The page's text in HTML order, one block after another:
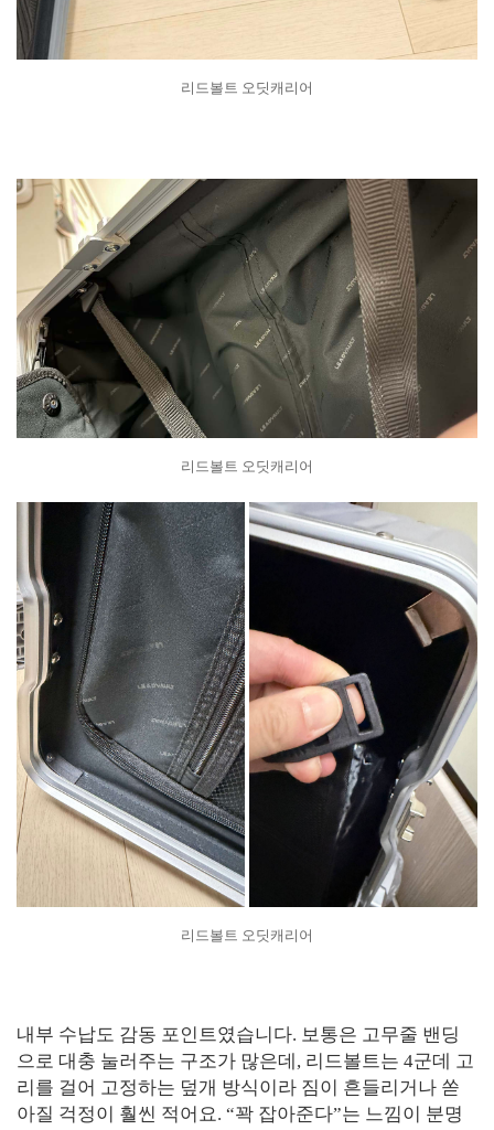
리드볼트 오딧캐리어
리드볼트 오딧캐리어
리드볼트 오딧캐리어
내부 수납도 감동 포인트였습니다. 보통은 고무줄 밴딩
으로 대충 눌러주는 구조가 많은데, 리드볼트는 4군데 고
리를 걸어 고정하는 덮개 방식이라 짐이 흔들리거나 쏟
아질 걱정이 훨씬 적어요. “꽉 잡아준다”는 느낌이 분명